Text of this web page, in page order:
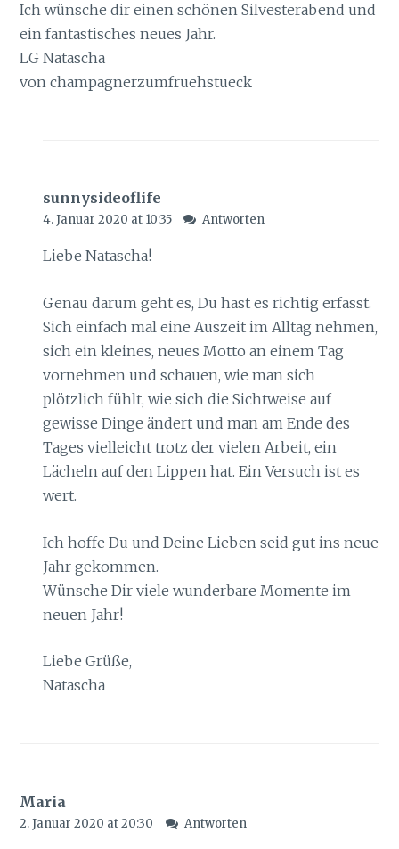
Ich wünsche dir einen schönen Silvesterabend und
ein fantastisches neues Jahr.
LG Natascha
von champagnerzumfruehstueck
sunnysideoflife
4. Januar 2020 at 10:35 Antworten
Liebe Natascha!
Genau darum geht es, Du hast es richtig erfasst.
Sich einfach mal eine Auszeit im Alltag nehmen,
sich ein kleines, neues Motto an einem Tag
vornehmen und schauen, wie man sich
plötzlich fühlt, wie sich die Sichtweise auf
gewisse Dinge ändert und man am Ende des
Tages vielleicht trotz der vielen Arbeit, ein
Lächeln auf den Lippen hat. Ein Versuch ist es
wert.
Ich hoffe Du und Deine Lieben seid gut ins neue
Jahr gekommen.
Wünsche Dir viele wunderbare Momente im
neuen Jahr!
Liebe Grüße,
Natascha
Maria
2. Januar 2020 at 20:30 Antworten